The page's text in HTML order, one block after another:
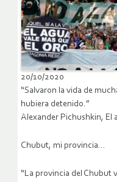
20/10/2020
“Salvaron la vida de
hubiera detenido.”
Alexander Pichushkin, El
Chubut, mi provincia…
“La provincia del Chubut